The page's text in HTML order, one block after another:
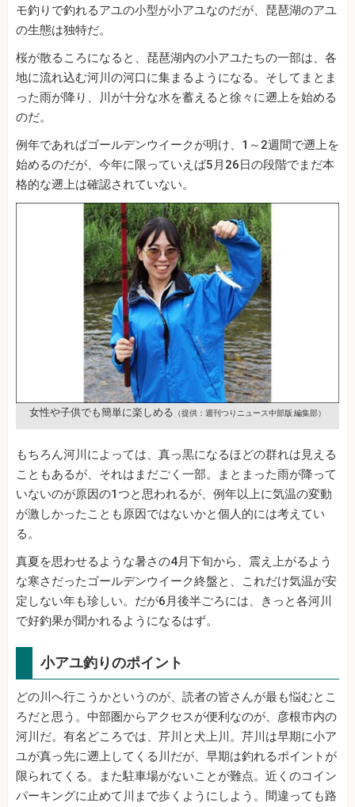
モ釣りで釣れるアユの小型が小アユなのだが、琵琶湖のアユ
の生態は独特だ。
桜が散るころになると、琵琶湖内の小アユたちの一部は、各
地に流れ込む河川の河口に集まるようになる。そしてまとま
った雨が降り、川が十分な水を蓄えると徐々に遡上を始める
のだ。
例年であればゴールデンウイークが明け、1～2週間で遡上を
始めるのだが、今年に限っていえば5月26日の段階でまだ本
格的な遡上は確認されていない。
女性や子供でも簡単に楽しめる （提供：週刊つりニュース中部版 編集部）
もちろん河川によっては、真っ黒になるほどの群れは見える
こともあるが、それはまだごく一部。まとまった雨が降って
いないのが原因の1つと思われるが、例年以上に気温の変動
が激しかったことも原因ではないかと個人的には考えてい
る。
真夏を思わせるような暑さの4月下旬から、震え上がるよう
な寒さだったゴールデンウイーク終盤と、これだけ気温が安
定しない年も珍しい。だが6月後半ごろには、きっと各河川
で好釣果が聞かれるようになるはず。
小アユ釣りのポイント
どの川へ行こうかというのが、読者の皆さんが最も悩むとこ
ろだと思う。中部圏からアクセスが便利なのが、彦根市内の
河川だ。有名どころでは、芹川と犬上川。芹川は早期に小ア
ユが真っ先に遡上してくる川だが、早期は釣れるポイントが
限られてくる。また駐車場がないことが難点。近くのコイン
パーキングに止めて川まで歩くようにしよう。間違っても路